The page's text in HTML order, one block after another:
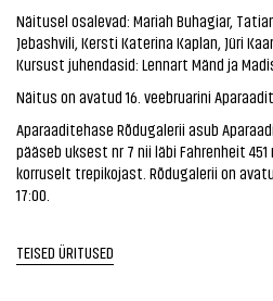
Näitusel osalevad: Mariah Buhagiar,
Jebashvili, Kersti Katerina Kaplan, Jüri
Kursust juhendasid: Lennart Mänd ja
Näitus on avatud 16. veebruarini
Aparaaditehase Rõdugalerii asub
pääseb uksest nr 7 nii läbi Fahrenheit
korruselt trepikojast. Rõdugalerii on
17:00.
TEISED ÜRITUSED